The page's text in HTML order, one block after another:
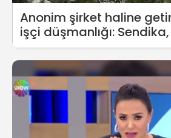
Anonim şirket haline
işçi düşmanlığı:
sözleşmeye tepki